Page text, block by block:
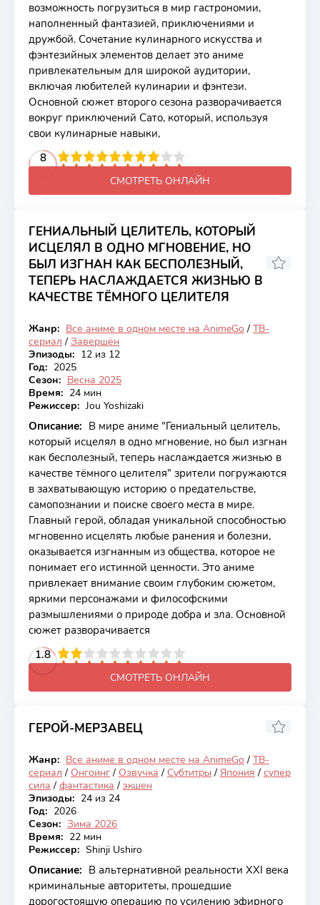
возможность погрузиться в мир гастрономии,
наполненный фантазией, приключениями и
дружбой. Сочетание кулинарного искусства и
фэнтезийных элементов делает это аниме
привлекательным для широкой аудитории,
включая любителей кулинарии и фэнтези.
Основной сюжет второго сезона разворачивается
вокруг приключений Сато, который, используя
свои кулинарные навыки,
8
4 5 6 7 8 9 10
СМОТРЕТЬ ОНЛАЙН
ГЕНИАЛЬНЫЙ ЦЕЛИТЕЛЬ, КОТОРЫЙ
ИСЦЕЛЯЛ В ОДНО МГНОВЕНИЕ, НО
БЫЛ ИЗГНАН КАК БЕСПОЛЕЗНЫЙ,
ТЕПЕРЬ НАСЛАЖДАЕТСЯ ЖИЗНЬЮ В
КАЧЕСТВЕ ТЁМНОГО ЦЕЛИТЕЛЯ
Закончен
6.84
Жанр: Все аниме в одном месте на AnimeGo / ТВ-
сериал / Завершён
Эпизоды: 12 из 12
Год: 2025
Сезон: Весна 2025
Время: 24 мин
Режиссер: Jou Yoshizaki
Описание: В мире аниме "Гениальный целитель,
который исцелял в одно мгновение, но был изгнан
как бесполезный, теперь наслаждается жизнью в
качестве тёмного целителя" зрители погружаются
в захватывающую историю о предательстве,
самопознании и поиске своего места в мире.
Главный герой, обладая уникальной способностью
мгновенно исцелять любые ранения и болезни,
оказывается изгнанным из общества, которое не
понимает его истинной ценности. Это аниме
привлекает внимание своим глубоким сюжетом,
яркими персонажами и философскими
размышлениями о природе добра и зла. Основной
сюжет разворачивается
1.8
4 5 6 7 8 9 10
СМОТРЕТЬ ОНЛАЙН
ГЕРОЙ-МЕРЗАВЕЦ
Онгоинг
6.86
Жанр: Все аниме в одном месте на AnimeGo / ТВ-
сериал / Онгоинг / Озвучка / Субтитры / Япония / супер
сила / фантастика / экшен
Эпизоды: 24 из 24
Год: 2026
Сезон: Зима 2026
Время: 22 мин
Режиссер: Shinji Ushiro
Описание: В альтернативной реальности XXI века
криминальные авторитеты, прошедшие
дорогостоящую операцию по усилению эфирного